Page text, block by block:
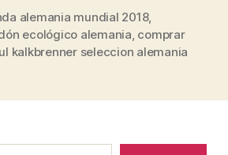
alemania mundial 2018,
ecológico alemania comprar
kalkbrenner seleccion alemania